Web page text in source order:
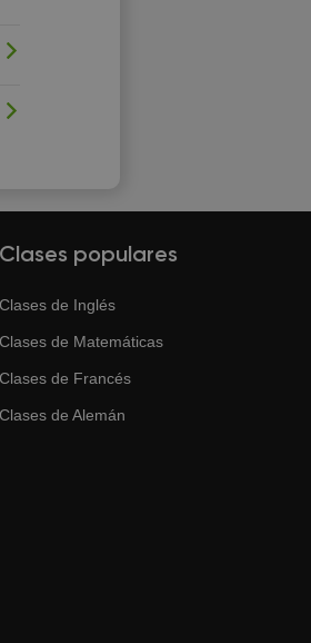
Clases populares
Clases de Inglés
Clases de Matemáticas
Clases de Francés
Clases de Alemán